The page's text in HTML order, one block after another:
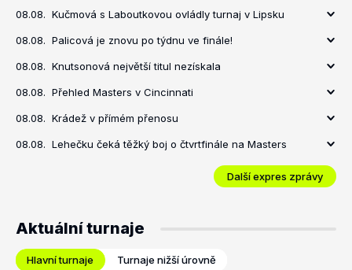
08.08. Kučmová s Laboutkovou ovládly turnaj v Lipsku
08.08. Palicová je znovu po týdnu ve finále!
08.08. Knutsonová největší titul nezískala
08.08. Přehled Masters v Cincinnati
08.08. Krádež v přímém přenosu
08.08. Lehečku čeká těžký boj o čtvrtfinále na Masters
Další expres zprávy
Aktuální turnaje
Hlavní turnaje Turnaje nižší úrovně